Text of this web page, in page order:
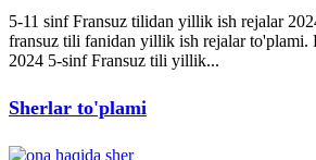
5-11 sinf Fransuz tilidan yillik ish rejalar
fransuz tili fanidan yillik ish rejalar to'plami.
2024 5-sinf Fransuz tili yillik...
Sherlar to'plami